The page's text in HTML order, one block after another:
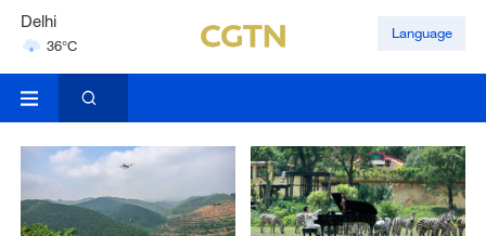
Delhi
36°C
Hyderabad
Language